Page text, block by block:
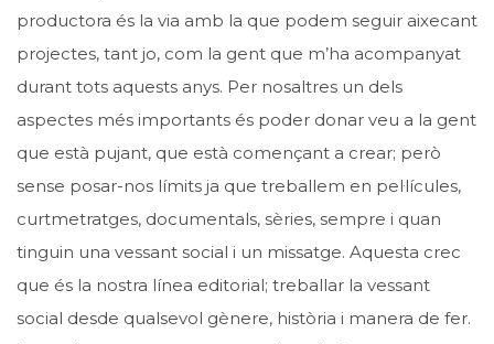
productora és la via amb la que podem seguir aixecant
projectes, tant jo, com la gent que m’ha acompanyat
durant tots aquests anys. Per nosaltres un dels
aspectes més importants és poder donar veu a la gent
que està pujant, que està començant a crear; però
sense posar-nos límits ja que treballem en pel·lícules,
curtmetratges, documentals, sèries, sempre i quan
tinguin una vessant social i un missatge. Aquesta crec
que és la nostra línea editorial; treballar la vessant
social desde qualsevol gènere, història i manera de fer.